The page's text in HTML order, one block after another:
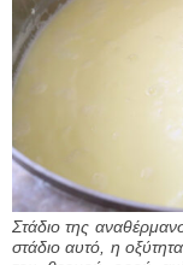
Στάδιο της
στάδιο αυτό, η